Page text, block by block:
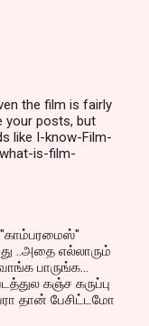
the film is fairly
your posts, but
like I-know-Film-
is-film-
"காம்பரமைஸ்"
..அதை எல்லாரும்
பாருங்க...
கஞ்ச கருப்பு
தான் பேசிட்டமோ